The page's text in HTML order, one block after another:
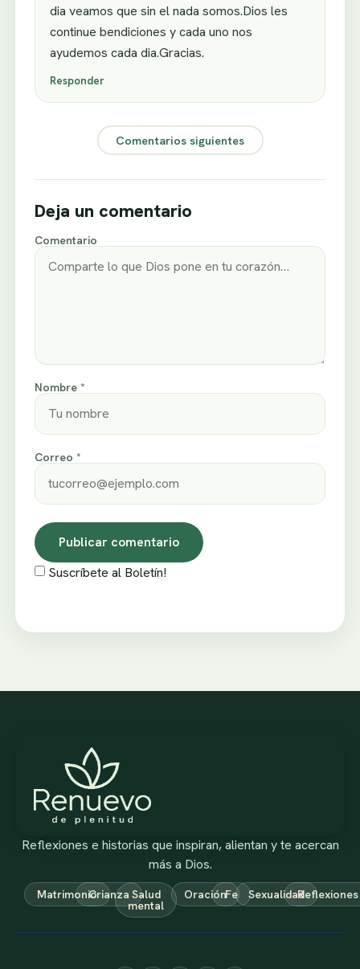
dia veamos que sin el nada somos.Dios les
continue bendiciones y cada uno nos
ayudemos cada dia.Gracias.
Responder
Comentarios siguientes
Deja un comentario
Comentario
Nombre *
Correo *
Suscríbete al Boletín!
Reflexiones e historias que inspiran, alientan y te acercan
más a Dios.
MatrimonioCrianza Salud
mental
OraciónFe SexualidadReflexiones